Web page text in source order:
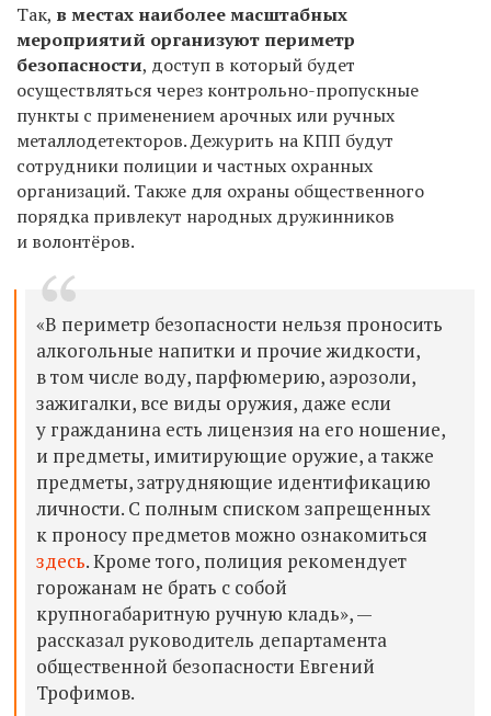
Так, в местах наиболее масштабных
мероприятий организуют периметр
безопасности, доступ в который будет
осуществляться через контрольно-пропускные
пункты с применением арочных или ручных
металлодетекторов. Дежурить на КПП будут
сотрудники полиции и частных охранных
организаций. Также для охраны общественного
порядка привлекут народных дружинников
и волонтёров.
«В периметр безопасности нельзя проносить
алкогольные напитки и прочие жидкости,
в том числе воду, парфюмерию, аэрозоли,
зажигалки, все виды оружия, даже если
у гражданина есть лицензия на его ношение,
и предметы, имитирующие оружие, а также
предметы, затрудняющие идентификацию
личности. С полным списком запрещенных
к проносу предметов можно ознакомиться
здесь​. Кроме того, полиция рекомендует
горожанам не брать с собой
крупногабаритную ручную кладь», —
рассказал руководитель департамента
общественной безопасности Евгений
Трофимов.